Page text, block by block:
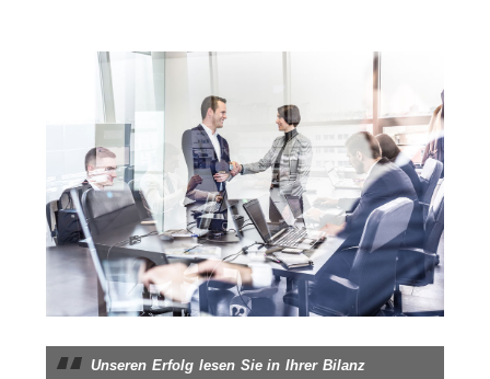
Unseren Erfolg lesen Sie in Ihrer Bilanz